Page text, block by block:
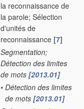
la reconnaissance de
la parole; Sélection
d'unités de
reconnaissance [7]
Segmentation;
Détection des limites
de mots [2013.01]
• Détection des limites
de mots [2013.01]